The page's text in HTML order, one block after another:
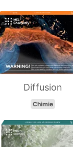
Diffusion
Chimie